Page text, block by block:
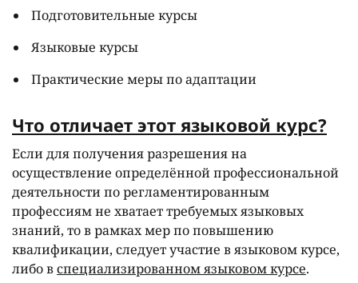
Подготовительные курсы
Языковые курсы
Практические меры по адаптации
Что отличает этот языковой курс?
Если для получения разрешения на
осуществление определённой профессиональной
деятельности по регламентированным
профессиям не хватает требуемых языковых
знаний, то в рамках мер по повышению
квалификации, следует участие в языковом курсе,
либо вспециализированном языковом курсе.